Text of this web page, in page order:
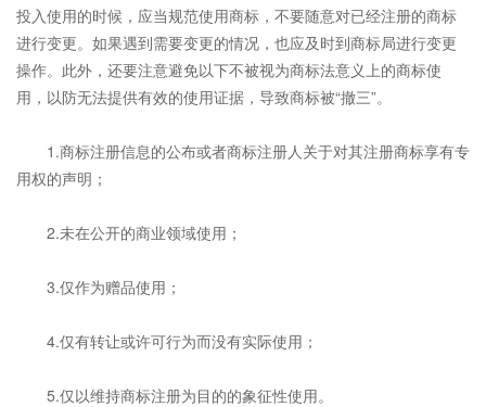
投入使用的时候，应当规范使用商标，不要随意对已经注册的商标
进行变更。如果遇到需要变更的情况，也应及时到商标局进行变更
操作。此外，还要注意避免以下不被视为商标法意义上的商标使
用，以防无法提供有效的使用证据，导致商标被“撤三”。
1.商标注册信息的公布或者商标注册人关于对其注册商标享有专
用权的声明；
2.未在公开的商业领域使用；
3.仅作为赠品使用；
4.仅有转让或许可行为而没有实际使用；
5.仅以维持商标注册为目的的象征性使用。